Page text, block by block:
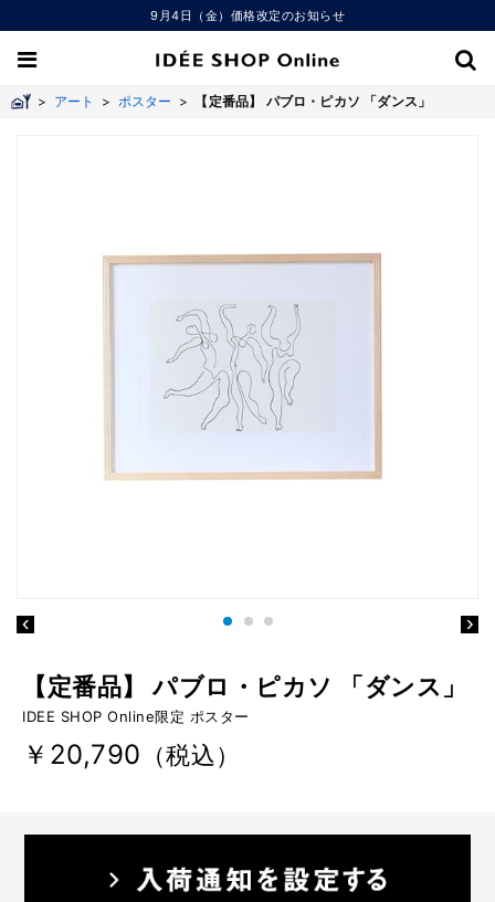
9月4日（金）価格改定のお知らせ
> アート > ポスター > 【定番品】 パブロ・ピカソ 「ダンス」
【定番品】 パブロ・ピカソ 「ダンス」
IDEE SHOP Online限定 ポスター
￥20,790 （税込）